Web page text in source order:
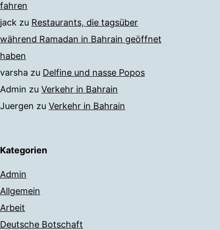
fahren
jack zu Restaurants, die tagsüber
während Ramadan in Bahrain geöffnet
haben
varsha zu Delfine und nasse Popos
Admin zu Verkehr in Bahrain
Juergen zu Verkehr in Bahrain
Kategorien
Admin
Allgemein
Arbeit
Deutsche Botschaft